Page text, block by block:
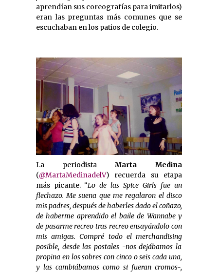
aprendían sus coreografías para imitarlos)
eran las preguntas más comunes que se
escuchaban en los patios de colegio.
La periodista Marta Medina
(@MartaMedinadelV) recuerda su etapa
más picante. “Lo de las Spice Girls fue un
flechazo.Me suena que me regalaron el disco
mis padres, después de haberles dado el coñazo,
de haberme aprendido el baile de Wannabe y
de pasarme recreo tras recreo ensayándolo con
mis amigas. Compré todo el merchandising
posible, desde las postales -nos dejábamos la
propina en los sobres con cinco o seis cada una,
y las cambiábamos como si fueran cromos-,